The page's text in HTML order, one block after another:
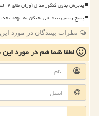
پذیرش بدون کنکور مدال آوران طلای ۲ المپیاد جغرافیا و علوم زمین
پاسخ رییس بنیاد ملی نخبگان به ابهامات
نظرات بینندگان در مورد
لطفا شما همدر مورد